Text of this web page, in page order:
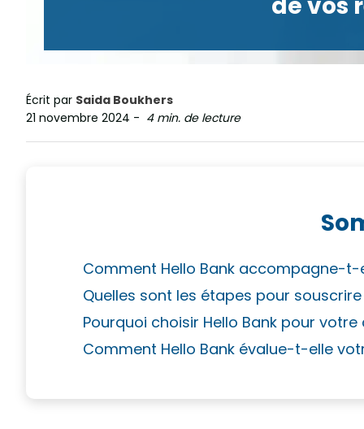
Écrit par Saida Boukhers
21 novembre 2024 - 4 min. de lecture
Comment Hello Bank accompagne-
Quelles sont les étapes pour
Pourquoi choisir Hello Bank pour
Comment Hello Bank évalue-t-elle